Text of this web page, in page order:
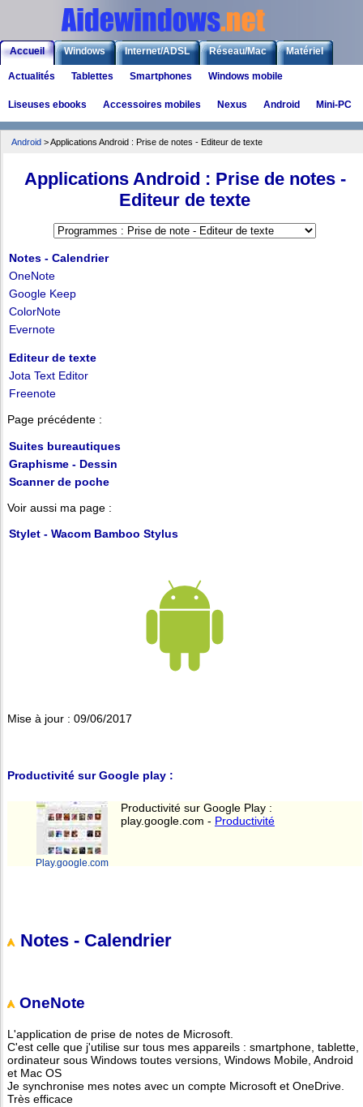
Accueil Windows Internet/ADSL Réseau/Mac Matériel
Logiciels Liens Jeux
Actualités Tablettes Smartphones Windows mobile
Liseuses ebooks Accessoires mobiles Nexus Android Mini-PC
Android > Applications Android : Prise de notes - Editeur de texte
Applications Android : Prise de notes -
Editeur de texte
Notes - Calendrier
OneNote
Google Keep
ColorNote
Evernote
Editeur de texte
Jota Text Editor
Freenote
Page précédente :
Suites bureautiques
Graphisme - Dessin
Scanner de poche
Voir aussi ma page :
Stylet - Wacom Bamboo Stylus
Mise à jour : 09/06/2017
Productivité sur Google play :
Play.google.com
Productivité sur Google Play :
play.google.com - Productivité
Notes - Calendrier
OneNote
L'application de prise de notes de Microsoft.
C'est celle que j'utilise sur tous mes appareils : smartphone, tablette,
ordinateur sous Windows toutes versions, Windows Mobile, Android
et Mac OS
Je synchronise mes notes avec un compte Microsoft et OneDrive.
Très efficace